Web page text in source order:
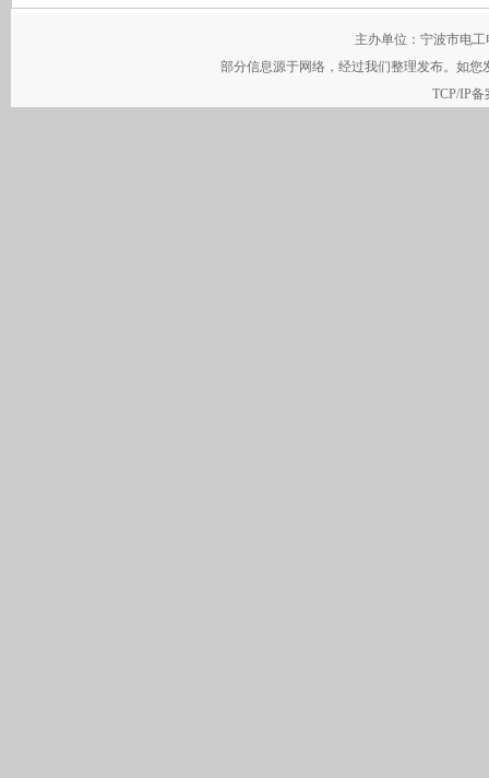
主办单位：宁波市电工
部分信息源于网络，经过我们整理发布。如
TCP/IP备